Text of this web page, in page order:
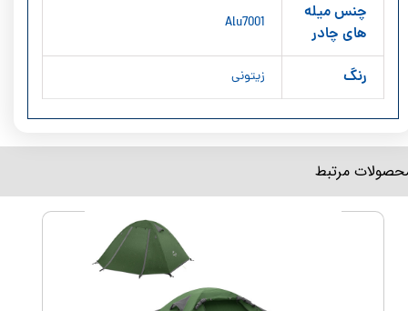
چنس میله
های چادر
Alu7001
رنگ زیتونی
مرتبط